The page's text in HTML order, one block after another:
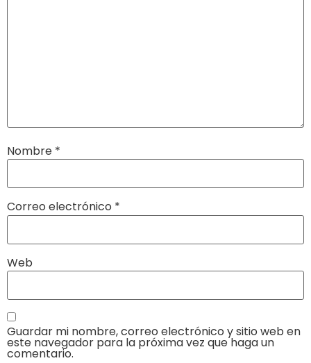
Nombre *
Correo electrónico *
Web
Guardar mi nombre, correo electrónico y sitio web en
este navegador para la próxima vez que haga un
comentario.